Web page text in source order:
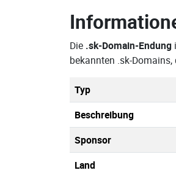
Die .sk-Domain-Endung
bekannten .sk-
Typ
Beschreibung
Sponsor
Land